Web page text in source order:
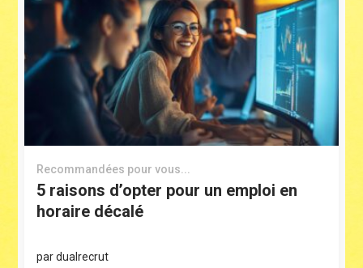
Recommandées pour vous...
5 raisons d’opter pour un emploi en
horaire décalé
pardualrecrut